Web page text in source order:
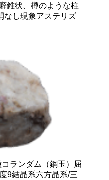
錐状、樽のような柱
なし現象アステリズ
ランダム（鋼玉）屈
9結晶系六方晶系/三